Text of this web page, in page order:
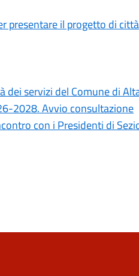
presentare il progetto di città
dei servizi del Comune di
2028. Avvio consultazione
con i Presidenti di